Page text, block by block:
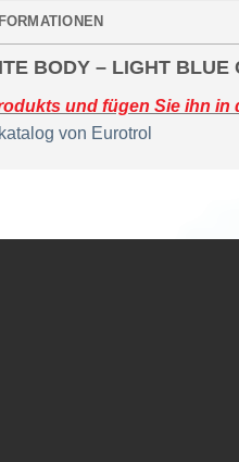
BODY – LIGHT BLUE
und fügen Sie ihn
von Eurotrol